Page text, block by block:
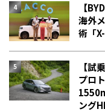
【
海外
術「
【試
プロ
ング